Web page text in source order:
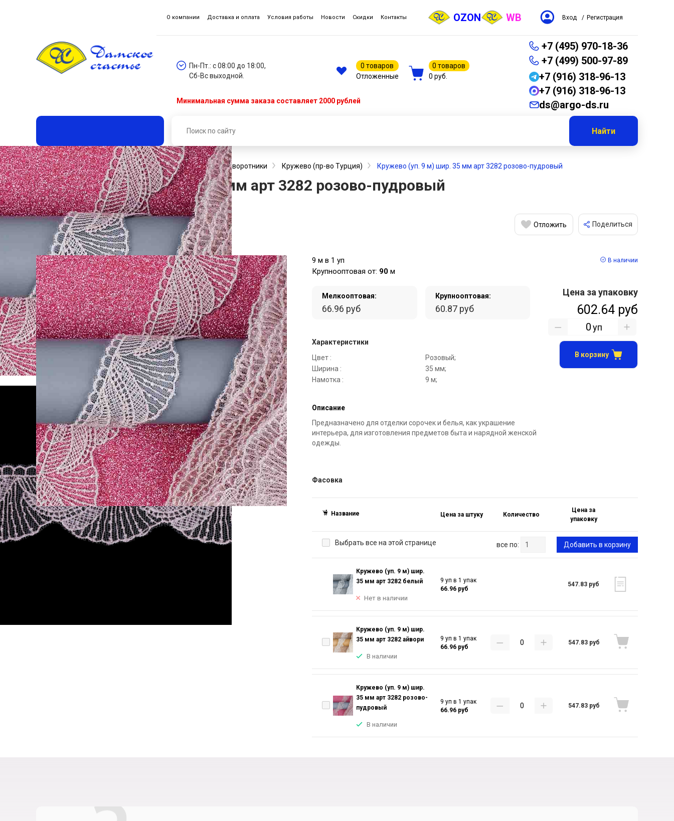
О компании Доставка и оплата Условия работы Новости Скидки Контакты OZON WB Вход / Регистрация
Пн-Пт.: с 08:00 до 18:00,
Сб-Вс выходной.
0 товаров
Отложенные
0 товаров
0 руб.
+7 (495) 970-18-36
+7 (499) 500-97-89
+7 (916) 318-96-13
+7 (916) 318-96-13
ds@argo-ds.ru
Минимальная сумма заказа составляет 2000 рублей
Найти
Главная Каталог товаров Кружева, гипюр, шитье и воротники Кружево (пр-во Турция) Кружево (уп. 9 м) шир. 35 мм арт 3282 розово-пудровый
Кружево (уп. 9 м) шир. 35 мм арт 3282 розово-пудровый
Отложить Поделиться
9 м в 1 уп
Крупнооптовая от: 90 м
В наличии
Мелкооптовая:
66.96 руб
Крупнооптовая:
60.87 руб
Характеристики
Цвет :
Розовый;
Ширина :
35 мм;
Намотка :
9 м;
Описание
Предназначено для отделки сорочек и белья, как украшение
интерьера, для изготовления предметов быта и нарядной женской
одежды.
Цена за упаковку
602.64 руб
уп
В корзину
Фасовка
Название Цена за штуку Количество
Цена за
упаковку
Выбрать все на этой странице все по: Добавить в корзину
Кружево (уп. 9 м) шир.
35 мм арт 3282 белый
Нет в наличии
9 уп в 1 упак
66.96 руб
547.83 руб
Кружево (уп. 9 м) шир.
35 мм арт 3282 айвори
В наличии
9 уп в 1 упак
66.96 руб
547.83 руб
Кружево (уп. 9 м) шир.
35 мм арт 3282 розово-
пудровый
В наличии
9 уп в 1 упак
66.96 руб
547.83 руб